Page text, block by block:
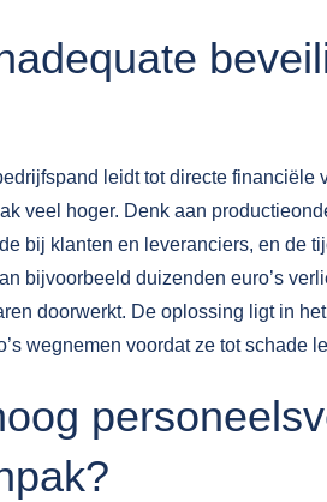
leidt tot directe financiële
veel hoger. Denk aan
bij klanten en leveranciers, en de
bijvoorbeeld duizenden euro’s
doorwerkt. De oplossing ligt in
wegnemen voordat ze tot schade